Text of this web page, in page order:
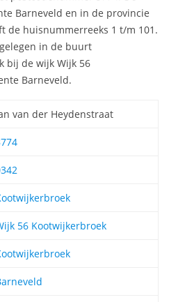
Barneveld en in de provincie
de huisnummerreeks 1 t/m 101.
in de buurt
bij de wijk Wijk 56
Barneveld.
van der Heydenstraat
56 Kootwijkerbroek